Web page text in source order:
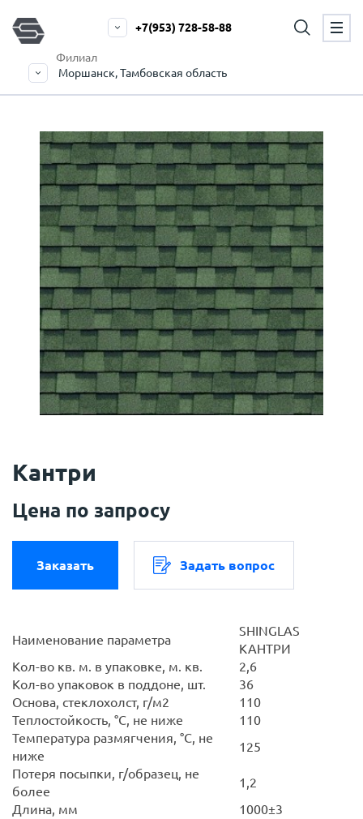
Филиал
Моршанск, Тамбовская область
+7(953) 728-58-88
Кантри
Цена по запросу
Заказать Задать вопрос
Наименование параметра
SHINGLAS
КАНТРИ
Кол-во кв. м. в упаковке, м. кв.
2,6
Кол-во упаковок в поддоне, шт.
36
Основа, стеклохолст, г/м2
110
Теплостойкость, °С, не ниже
110
Температура размягчения, °С, не
ниже
125
Потеря посыпки, г/образец, не
более
1,2
Длина, мм
1000±3